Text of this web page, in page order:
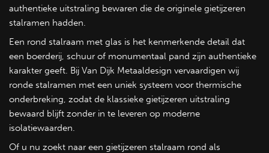
authentieke uitstraling bewaren die de originele gietijzeren
stalramen hadden.
Een rond stalraam met glas is het kenmerkende detail dat
een boerderij, schuur of monumentaal pand zijn authentieke
karakter geeft. Bij Van Dijk Metaaldesign vervaardigen wij
ronde stalramen met een uniek systeem voor thermische
onderbreking, zodat de klassieke gietijzeren uitstraling
bewaard blijft zonder in te leveren op moderne
isolatiewaarden.
Of u nu zoekt naar een gietijzeren stalraam rond als